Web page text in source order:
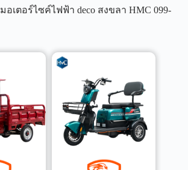
มอเตอร์ไซค์ไฟฟ้า deco สงขลา HMC 099-